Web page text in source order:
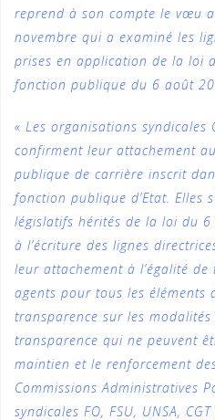
reprend à son compte le vœu
novembre qui a examiné les
prises en application de la loi
fonction publique du 6 août
« Les organisations syndicales
confirment leur attachement
publique de carrière inscrit
fonction publique d’Etat. Elles
législatifs hérités de la loi du
à l’écriture des lignes
leur attachement à l’égalité
agents pour tous les éléments
transparence sur les
transparence qui ne peuvent
maintien et le renforcement
Commissions Administratives
syndicales FO, FSU, UNSA,